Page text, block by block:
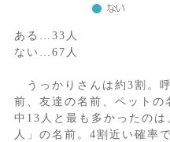
ある…33人
ない…67人
うっかりさんは約3割。
前、友達の名前、ペットの
中13人と最も多かったの
人」の名前。4割近い確率